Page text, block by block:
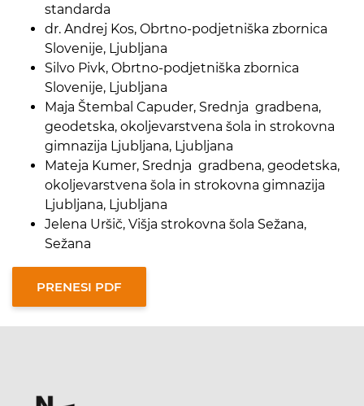
standarda
dr. Andrej Kos, Obrtno-podjetniška zbornica
Slovenije, Ljubljana
Silvo Pivk, Obrtno-podjetniška zbornica
Slovenije, Ljubljana
Maja Štembal Capuder, Srednja gradbena,
geodetska, okoljevarstvena šola in strokovna
gimnazija Ljubljana, Ljubljana
Mateja Kumer, Srednja gradbena, geodetska,
okoljevarstvena šola in strokovna gimnazija
Ljubljana, Ljubljana
Jelena Uršič, Višja strokovna šola Sežana,
Sežana